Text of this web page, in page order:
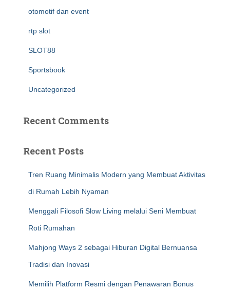
otomotif dan event
rtp slot
SLOT88
Sportsbook
Uncategorized
Recent Comments
Recent Posts
Tren Ruang Minimalis Modern yang Membuat Aktivitas
di Rumah Lebih Nyaman
Menggali Filosofi Slow Living melalui Seni Membuat
Roti Rumahan
Mahjong Ways 2 sebagai Hiburan Digital Bernuansa
Tradisi dan Inovasi
Memilih Platform Resmi dengan Penawaran Bonus